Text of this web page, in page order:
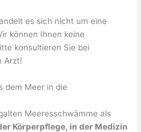
es sich nicht um eine
können Ihnen keine
konsultieren Sie bei
Arzt!
dem Meer in die
Meeresschwämme als
Körperpflege, in der Medizin